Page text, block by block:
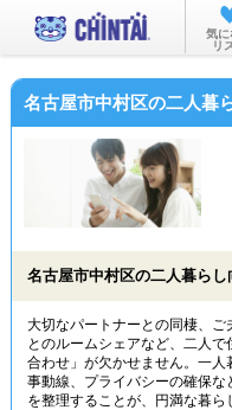
気に
リ
名古屋市中村区の二人暮
名古屋市中村区の二人暮ら
大切なパートナーとの同棲、ご
とのルームシェアなど、二人
合わせ」が欠かせません。一
事動線、プライバシーの確保
を整理することが、円満な暮